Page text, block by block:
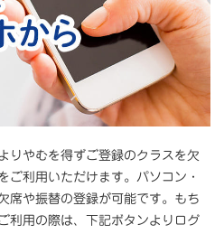
りやむを得ずご登録のクラスを欠
ご利用いただけます。パソコン・
席や振替の登録が可能です。もち
利用の際は、下記ボタンよりログ